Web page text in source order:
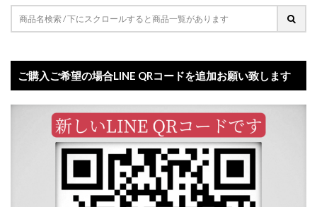
ご購入ご希望の場合LINE QRコードを追加お願い致します